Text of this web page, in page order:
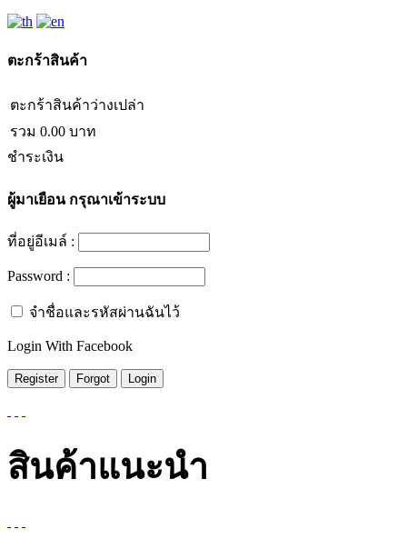
ตะกร้าสินค้า
ตะกร้าสินค้าว่างเปล่า
รวม 0.00 บาท
ชำระเงิน
ผู้มาเยือนกรุณาเข้าระบบ
ที่อยู่อีเมล์ :
Password :
จำชื่อและรหัสผ่านฉันไว้
Login With Facebook
สินค้าแนะนำ